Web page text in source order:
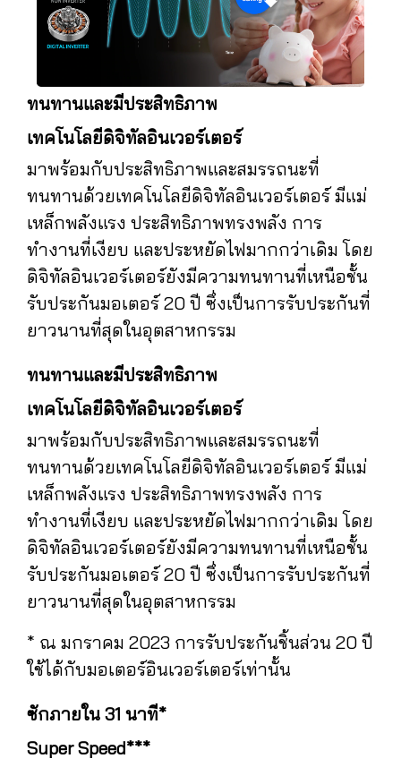
ทนทานและมีประสิทธิภาพ
เทคโนโลยีดิจิทัลอินเวอร์เตอร์
มาพร้อมกับประสิทธิภาพและสมรรถนะที่
ทนทานด้วยเทคโนโลยีดิจิทัลอินเวอร์เตอร์ มีแม่
เหล็กพลังแรง ประสิทธิภาพทรงพลัง การ
ทำงานที่เงียบ และประหยัดไฟมากกว่าเดิม โดย
ดิจิทัลอินเวอร์เตอร์ยังมีความทนทานที่เหนือชั้น
รับประกันมอเตอร์ 20 ปี ซึ่งเป็นการรับประกันที่
ยาวนานที่สุดในอุตสาหกรรม
ทนทานและมีประสิทธิภาพ
เทคโนโลยีดิจิทัลอินเวอร์เตอร์
มาพร้อมกับประสิทธิภาพและสมรรถนะที่
ทนทานด้วยเทคโนโลยีดิจิทัลอินเวอร์เตอร์ มีแม่
เหล็กพลังแรง ประสิทธิภาพทรงพลัง การ
ทำงานที่เงียบ และประหยัดไฟมากกว่าเดิม โดย
ดิจิทัลอินเวอร์เตอร์ยังมีความทนทานที่เหนือชั้น
รับประกันมอเตอร์ 20 ปี ซึ่งเป็นการรับประกันที่
ยาวนานที่สุดในอุตสาหกรรม
* ณ มกราคม 2023 การรับประกันชิ้นส่วน 20 ปี
ใช้ได้กับมอเตอร์อินเวอร์เตอร์เท่านั้น
ซักภายใน 31 นาที*
Super Speed***